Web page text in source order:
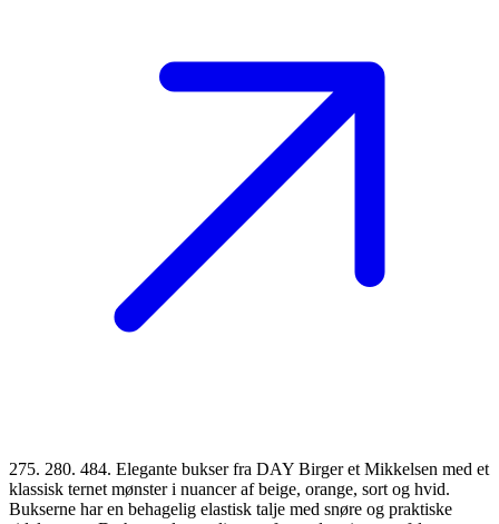
275. 280. 484. Elegante bukser fra DAY Birger et Mikkelsen med et
klassisk ternet mønster i nuancer af beige, orange, sort og hvid.
Bukserne har en behagelig elastisk talje med snøre og praktiske